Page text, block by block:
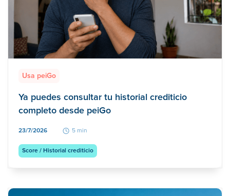
Usa peiGo
Ya puedes consultar tu historial crediticio
completo desde peiGo
23/7/2026 5 min
Score / Historial crediticio